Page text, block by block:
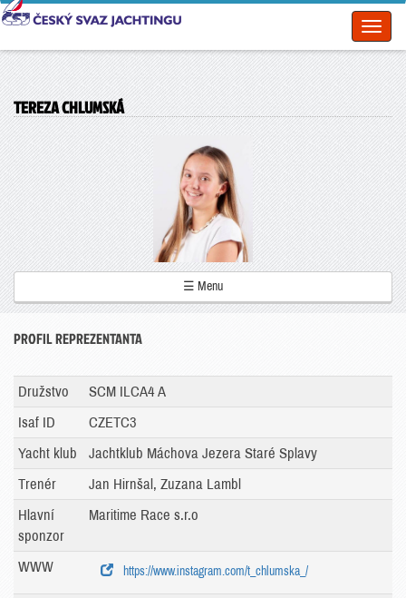
TEREZA CHLUMSKÁ
☰ Menu
PROFIL REPREZENTANTA
Družstvo
SCM ILCA4 A
Isaf ID
CZETC3
Yacht klub
Jachtklub Máchova Jezera Staré Splavy
Trenér
Jan Hirnšal, Zuzana Lambl
Hlavní
sponzor
Maritime Race s.r.o
WWW https://www.instagram.com/t_chlumska_/